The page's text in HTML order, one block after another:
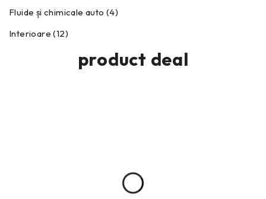
Fluide și chimicale auto (4)
Interioare (12)
product deal